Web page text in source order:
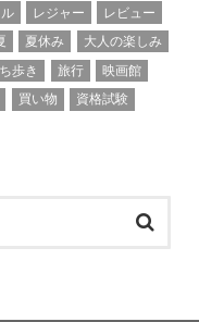
レジャー
レビュー
夏休み
大人の楽しみ
歩き 旅行
映画館
買い物
資格試験